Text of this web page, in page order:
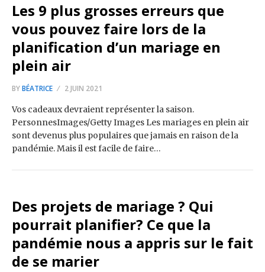
Les 9 plus grosses erreurs que
vous pouvez faire lors de la
planification d’un mariage en
plein air
BYBÉATRICE 2 JUIN 2021
Vos cadeaux devraient représenter la saison.
PersonnesImages/Getty Images Les mariages en plein air
sont devenus plus populaires que jamais en raison de la
pandémie. Mais il est facile de faire…
Des projets de mariage ? Qui
pourrait planifier? Ce que la
pandémie nous a appris sur le fait
de se marier